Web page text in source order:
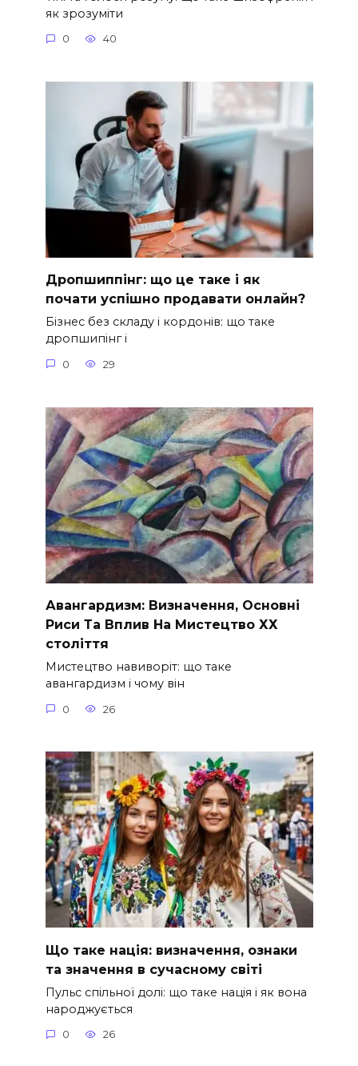
як зрозуміти
0 40
Дропшиппінг: що це таке і як
почати успішно продавати онлайн?
Бізнес без складу і кордонів: що таке
дропшипінг і
0 29
Авангардизм: Визначення, Основні
Риси Та Вплив На Мистецтво ХХ
століття
Мистецтво навиворіт: що таке
авангардизм і чому він
0 26
Що таке нація: визначення, ознаки
та значення в сучасному світі
Пульс спільної долі: що таке нація і як вона
народжується
0 26